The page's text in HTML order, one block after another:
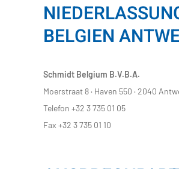
BELGIEN
Schmidt Belgium B.V.B.A.
Moerstraat 8 · Haven 550 · 2040
Telefon +32 3 735 01 05
Fax +32 3 735 01 10